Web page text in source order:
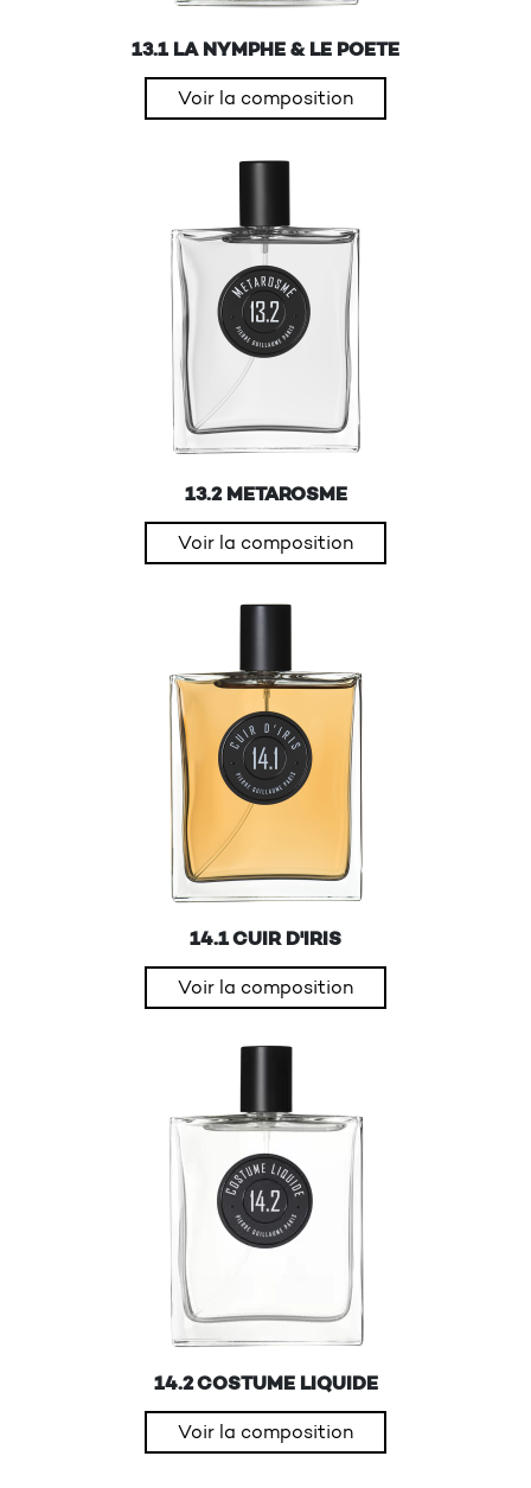
13.1 LA NYMPHE & LE POETE
Voir la composition
13.2 METAROSME
Voir la composition
14.1 CUIR D'IRIS
Voir la composition
14.2 COSTUME LIQUIDE
Voir la composition